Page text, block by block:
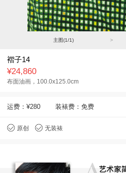
主图(1/1) >
褶子14
¥24,860
布面油画， 100.0x125.0cm
运费： ¥280 装裱费：免费
原创 无装裱